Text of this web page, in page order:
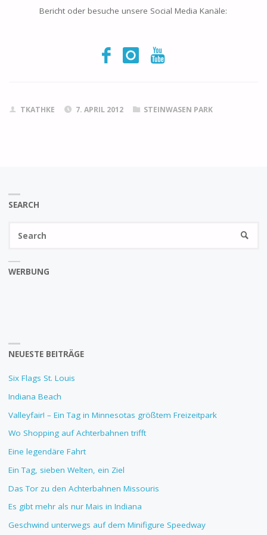
Bericht oder besuche unsere Social Media Kanäle:
TKATHKE 7. APRIL 2012 STEINWASEN PARK
SEARCH
WERBUNG
NEUESTE BEITRÄGE
Six Flags St. Louis
Indiana Beach
Valleyfair! – Ein Tag in Minnesotas größtem Freizeitpark
Wo Shopping auf Achterbahnen trifft
Eine legendäre Fahrt
Ein Tag, sieben Welten, ein Ziel
Das Tor zu den Achterbahnen Missouris
Es gibt mehr als nur Mais in Indiana
Geschwind unterwegs auf dem Minifigure Speedway